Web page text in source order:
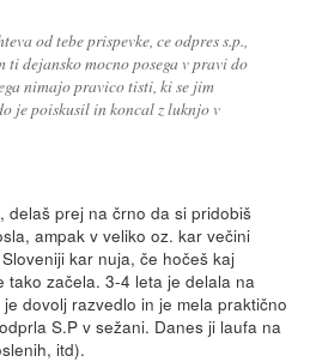
od tebe prispevke, ce odpres s.p.,
ti dejansko mocno posega v pravi do
nimajo pravico tisti, ki se jim
je poiskusil in koncal z luknjo v
delaš prej na črno da si pridobiš
ampak v veliko oz. kar večini
kar nuja, če hočeš kaj
tako začela. 3-4 leta je delala na
dovolj razvedlo in je mela praktično
S.P v sežani. Danes ji laufa na
itd).